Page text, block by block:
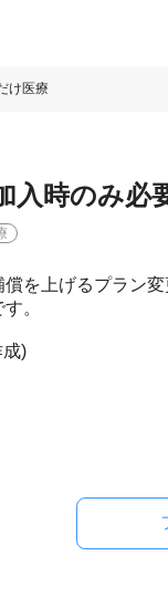
け医療
入時のみ必
を上げるプラン
。
)